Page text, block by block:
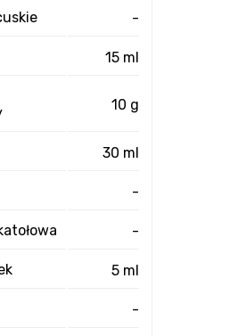
-
15 ml
10 g
30 ml
-
-
5 ml
-